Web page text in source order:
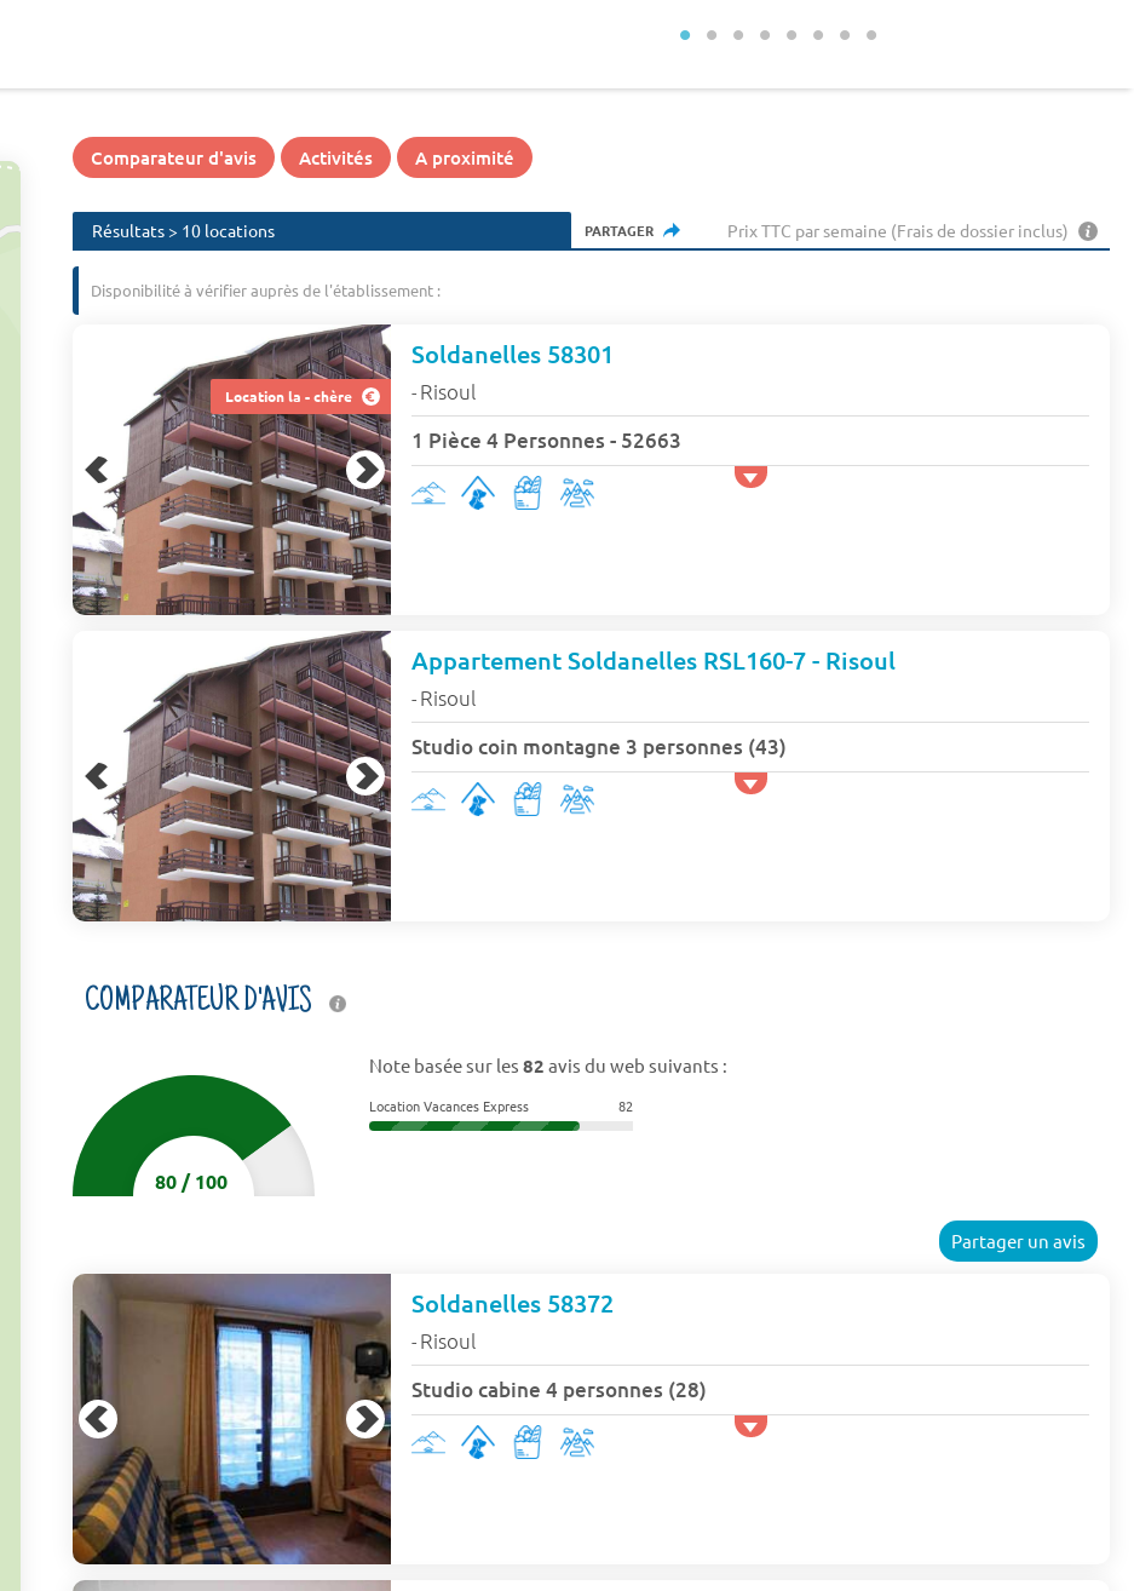
Comparateur d'avis Activités A proximité
Résultats > 10 locations PARTAGER Prix TTC par semaine (Frais de dossier inclus)
Disponibilité à vérifier auprès de l'établissement :
Location la - chère
Soldanelles 58301
- Risoul
1 Pièce 4 Personnes - 52663
Appartement Soldanelles RSL160-7 - Risoul
- Risoul
Studio coin montagne 3 personnes (43)
COMPARATEUR D'AVIS
80/100
Note basée sur les 82 avis du web suivants :
Location Vacances Express 82
Partager un avis
Soldanelles 58372
- Risoul
Studio cabine 4 personnes (28)